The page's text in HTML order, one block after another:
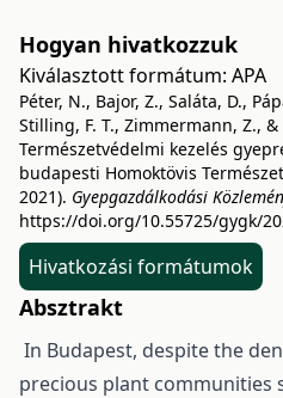
Hogyan hivatkozzuk
Kiválasztott formátum: APA
Péter, N., Bajor, Z., Saláta, D.,
Stilling, F. T., Zimmermann, Z., &
Természetvédelmi kezelés
budapesti Homoktövis
2021). Gyepgazdálkodási
https://doi.org/10.55725/gygk/
Hivatkozási formátumok
Absztrakt
In Budapest, despite the
precious plant communities